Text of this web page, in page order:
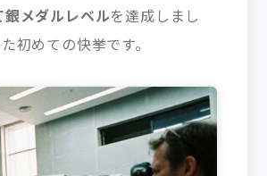
メダルレベルを達成しまし
初めての快挙です。